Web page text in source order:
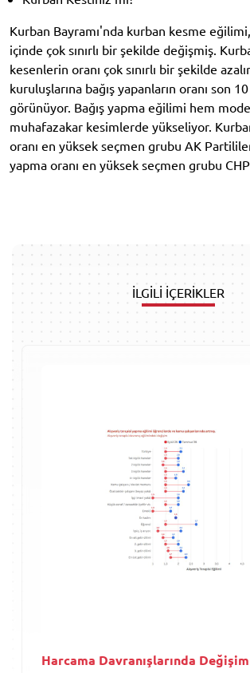
Kurban Bayramı'nda kurban kesme
içinde çok sınırlı bir şekilde değişmiş.
kesenlerin oranı çok sınırlı bir şekilde
kuruluşlarına bağış yapanların oranı son
görünüyor. Bağış yapma eğilimi hem
muhafazakar kesimlerde yükseliyor.
oranı en yüksek seçmen grubu AK
yapma oranı en yüksek seçmen grubu
İLGİLİ İÇERİKLER
Harcama Davranışlarında Değişim